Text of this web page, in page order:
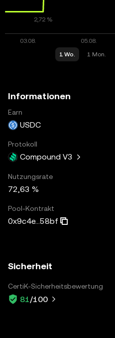
1 Wo. 1 Mon.
Informationen
Earn
USDC
Protokoll
Compound V3
Nutzungsrate
72,63 %
Pool-Kontrakt
0x9c4e...58bf
Sicherheit
CertiK-Sicherheitsbewertung
81/100